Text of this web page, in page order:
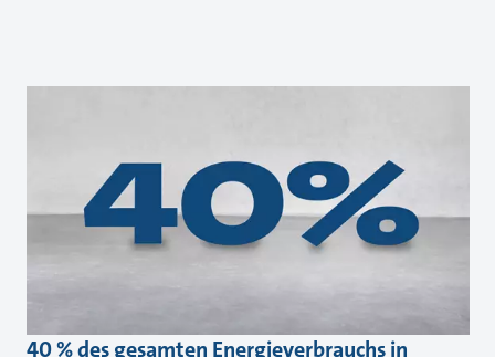
40 % des gesamten Energieverbrauchs in